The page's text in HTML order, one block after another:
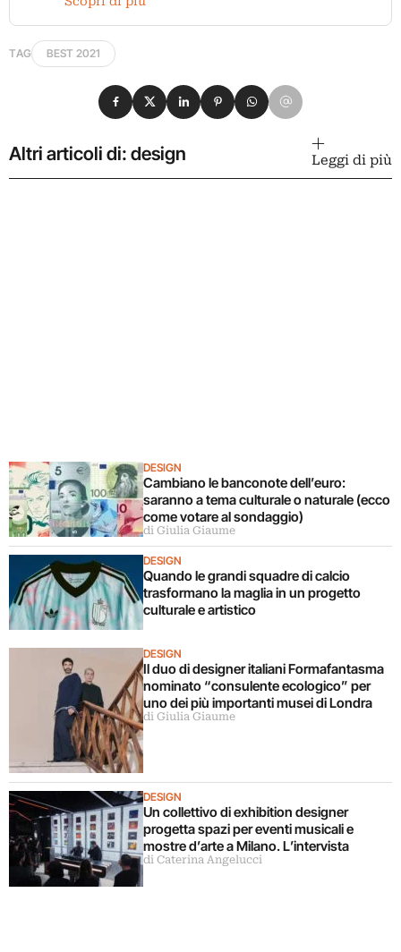
TAG BEST 2021
Condividi su Facebook
Condividi su X
Condividi su LinkedIn
Condividi su Pinterest
Condividi su WhatsApp
Condividi su Email
Altri articoli di: design Leggi di più
DESIGN
Cambiano le banconote dell’euro:
saranno a tema culturale o naturale (ecco
come votare al sondaggio)
di Giulia Giaume
DESIGN
Quando le grandi squadre di calcio
trasformano la maglia in un progetto
culturale e artistico
DESIGN
Il duo di designer italiani Formafantasma
nominato “consulente ecologico” per
uno dei più importanti musei di Londra
di Giulia Giaume
DESIGN
Un collettivo di exhibition designer
progetta spazi per eventi musicali e
mostre d’arte a Milano. L’intervista
di Caterina Angelucci